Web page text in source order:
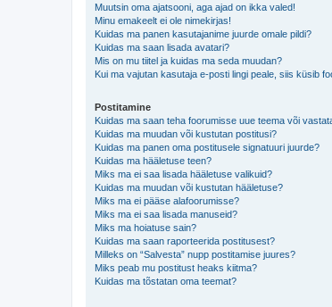
Muutsin oma ajatsooni, aga ajad on ikka valed!
Minu emakeelt ei ole nimekirjas!
Kuidas ma panen kasutajanime juurde omale pildi?
Kuidas ma saan lisada avatari?
Mis on mu tiitel ja kuidas ma seda muudan?
Kui ma vajutan kasutaja e-posti lingi peale, siis küsib
Postitamine
Kuidas ma saan teha foorumisse uue teema või
Kuidas ma muudan või kustutan postitusi?
Kuidas ma panen oma postitusele signatuuri juurde?
Kuidas ma hääletuse teen?
Miks ma ei saa lisada hääletuse valikuid?
Kuidas ma muudan või kustutan hääletuse?
Miks ma ei pääse alafoorumisse?
Miks ma ei saa lisada manuseid?
Miks ma hoiatuse sain?
Kuidas ma saan raporteerida postitusest?
Milleks on “Salvesta” nupp postitamise juures?
Miks peab mu postitust heaks kiitma?
Kuidas ma tõstatan oma teemat?